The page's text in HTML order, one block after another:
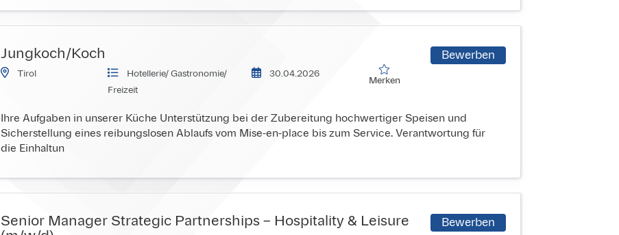
Jungkoch/Koch
Tirol
Hotellerie/ Gastronomie/
Freizeit
30.04.2026
Merken
Merken
Bewerben
Ihre Aufgaben in unserer Küche Unterstützung bei der Zubereitung hochwertiger Speisen und
Sicherstellung eines reibungslosen Ablaufs vom Mise-en-place bis zum Service. Verantwortung für
die Einhaltun
Senior Manager Strategic Partnerships – Hospitality & Leisure
Bewerben